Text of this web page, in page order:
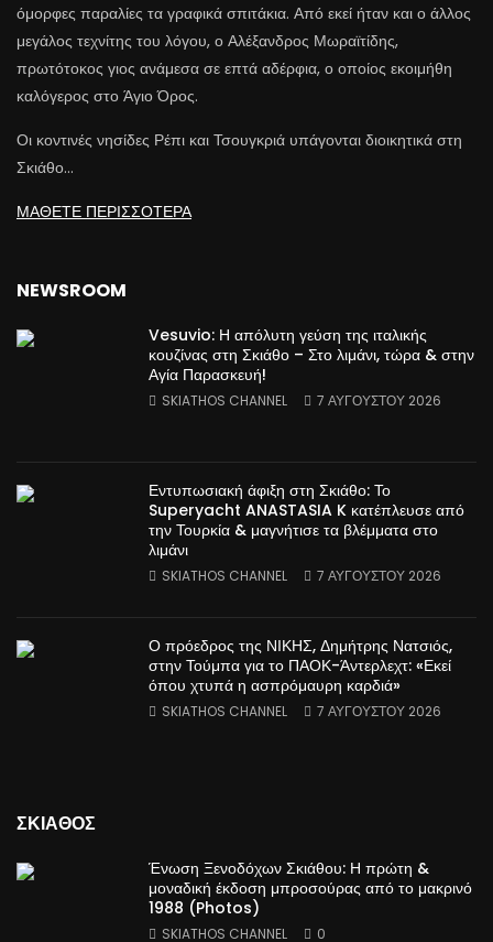
όμορφες παραλίες τα γραφικά σπιτάκια. Από εκεί ήταν και ο άλλος
μεγάλος τεχνίτης του λόγου, ο Αλέξανδρος Μωραϊτίδης,
πρωτότοκος γιος ανάμεσα σε επτά αδέρφια, ο οποίος εκοιμήθη
καλόγερος στο Άγιο Όρος.
Οι κοντινές νησίδες Ρέπι και Τσουγκριά υπάγονται διοικητικά στη
Σκιάθο…
ΜΑΘΕΤΕ ΠΕΡΙΣΣΟΤΕΡΑ
NEWSROOM
Vesuvio: Η απόλυτη γεύση της ιταλικής
κουζίνας στη Σκιάθο – Στο λιμάνι, τώρα & στην
Αγία Παρασκευή!
SKIATHOS CHANNEL 7 ΑΥΓΟΎΣΤΟΥ 2026
Εντυπωσιακή άφιξη στη Σκιάθο: Το
Superyacht ANASTASIA K κατέπλευσε από
την Τουρκία & μαγνήτισε τα βλέμματα στο
λιμάνι
SKIATHOS CHANNEL 7 ΑΥΓΟΎΣΤΟΥ 2026
Ο πρόεδρος της ΝΙΚΗΣ, Δημήτρης Νατσιός,
στην Τούμπα για το ΠΑΟΚ-Άντερλεχτ: «Εκεί
όπου χτυπά η ασπρόμαυρη καρδιά»
SKIATHOS CHANNEL 7 ΑΥΓΟΎΣΤΟΥ 2026
ΣΚΙΑΘΟΣ
Ένωση Ξενοδόχων Σκιάθου: Η πρώτη &
μοναδική έκδοση μπροσούρας από το μακρινό
1988 (Photos)
SKIATHOS CHANNEL 0